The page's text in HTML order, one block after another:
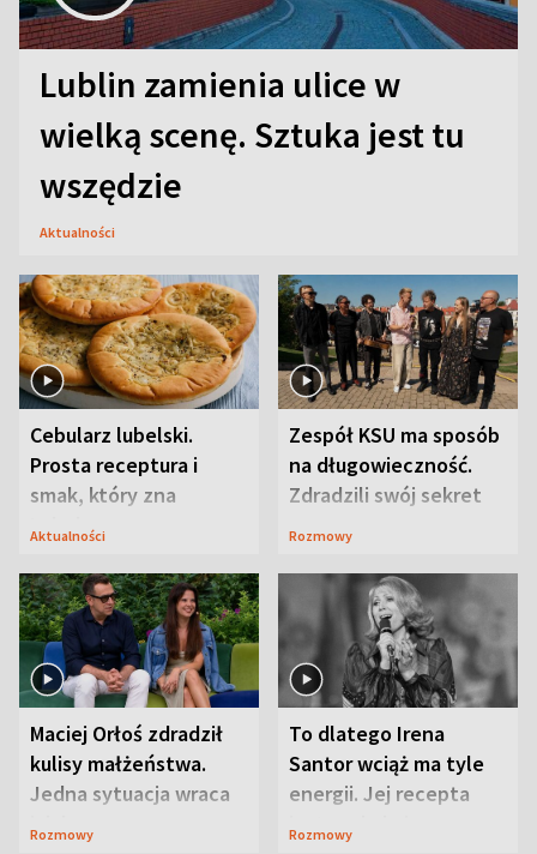
Lublin zamienia ulice w
wielką scenę. Sztuka jest tu
wszędzie
Aktualności
Cebularz lubelski.
Prosta receptura i
smak, który zna
Lubelszczyzna
Aktualności
Zespół KSU ma sposób
na długowieczność.
Zdradzili swój sekret
Rozmowy
Maciej Orłoś zdradził
kulisy małżeństwa.
Jedna sytuacja wraca
jak bumerang
Rozmowy
To dlatego Irena
Santor wciąż ma tyle
energii. Jej recepta
jest zaskakująco
Rozmowy